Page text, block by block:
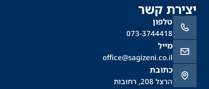
יצירת קשר
טלפון
073-3744418
מייל
office@sagizeni.co.il
כתובת
הרצל 208, רחובות